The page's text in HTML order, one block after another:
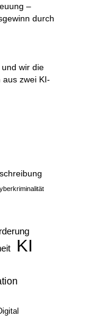
–
durch
wir die
zwei KI-
KI